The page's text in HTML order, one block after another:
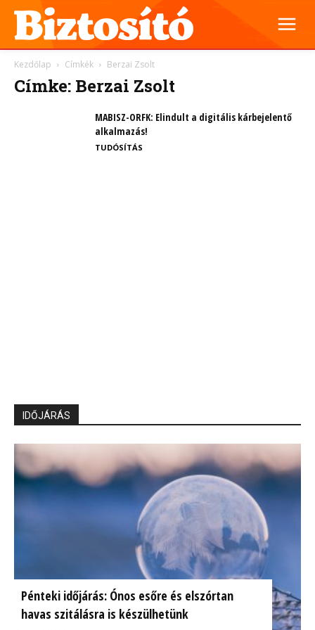
Kezdőlap Címkék Berzai Zsolt
Címke: Berzai Zsolt
MABISZ-ORFK: Elindult a digitális kárbejelentő
alkalmazás!
TUDÓSÍTÁS
IDŐJÁRÁS
Pénteki időjárás: Ónos esőre és elszórtan
havas szitálásra is készülhetünk